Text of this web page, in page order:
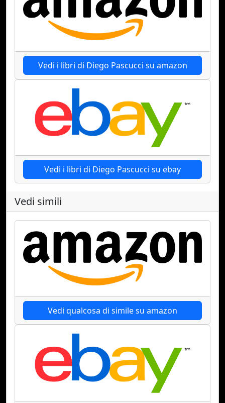
Vedi i libri di Diego Pascucci su amazon
Vedi i libri di Diego Pascucci su ebay
Vedi simili
Vedi qualcosa di simile su amazon